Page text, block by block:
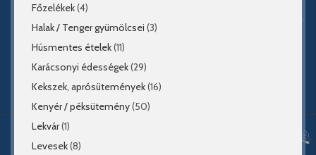
Főzelékek(4)
Halak / Tenger gyümölcsei (3)
Húsmentes ételek(11)
Karácsonyi édességek(29)
Kekszek, aprósütemények(16)
Kenyér / péksütemény(50)
Lekvár(1)
Levesek(8)